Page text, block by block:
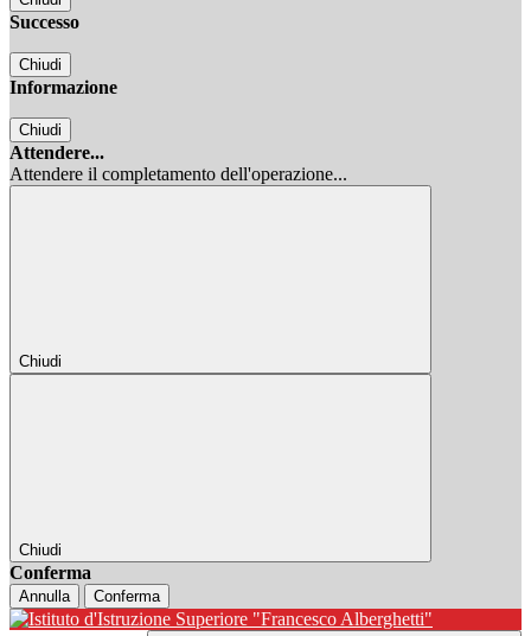
Successo
Chiudi
Informazione
Chiudi
Attendere...
Attendere il completamento dell'operazione...
Chiudi
Chiudi
Conferma
Annulla Conferma